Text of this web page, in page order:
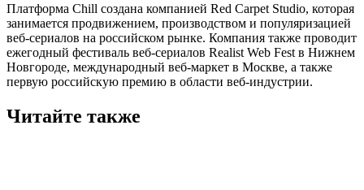
Платформа Chill создана компанией Red Carpet Studio, которая
занимается продвижением, производством и популяризацией
веб-сериалов на российском рынке. Компания также проводит
ежегодный фестиваль веб-сериалов Realist Web Fest в Нижнем
Новгороде, международный веб-маркет в Москве, а также
первую российскую премию в области веб-индустрии.
Читайте также